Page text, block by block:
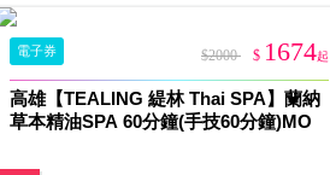
電子券 $2000 $ 1674起
高雄【TEALING 緹林 Thai SPA】蘭納
草本精油SPA 60分鐘(手技60分鐘)MO